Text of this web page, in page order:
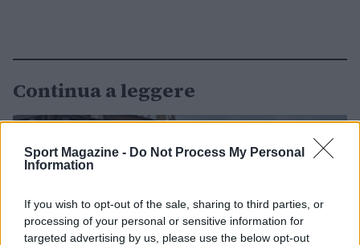
Sport Magazine - Do Not Process My Personal
Information
If you wish to opt-out of the sale, sharing to third parties, or
processing of your personal or sensitive information for
targeted advertising by us, please use the below opt-out
Continua a leggere